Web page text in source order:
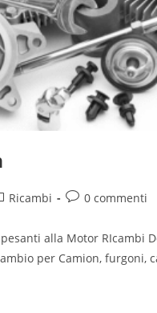
Ricambi 0 commenti
alla Motor RIcambi
per Camion, furgoni,